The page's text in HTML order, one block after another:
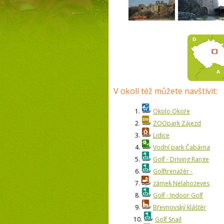
V okolí též můžete navštívit:
1.
Okolo Okoře
2.
ZOOpark Zájezd
3.
Lidice
4.
Vodní park Čabárna
5.
Golf - Driving Range
6.
Golftrenažér -
7.
zámek Nelahozeves
8.
Golf - Indoor Golf
9.
Břevnovský kláštěr
10.
Golf Snail